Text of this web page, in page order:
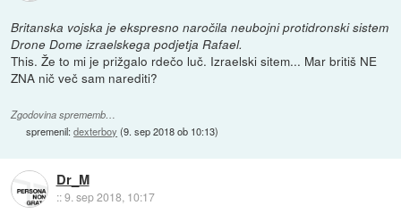
Britanska vojska je ekspresno naročila neubojni protidronski sistem
Drone Dome izraelskega podjetja Rafael.
This. Že to mi je prižgalo rdečo luč. Izraelski sitem... Mar britiš NE
ZNA nič več sam narediti?
Zgodovina sprememb…
spremenil:dexterboy (9. sep 2018 ob 10:13)
Dr_M
::9. sep 2018, 10:17